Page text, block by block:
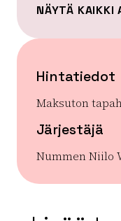
NÄYTÄ KAIKKI
Hintatiedot
Maksuton
Järjestäjä
Nummen Niilo